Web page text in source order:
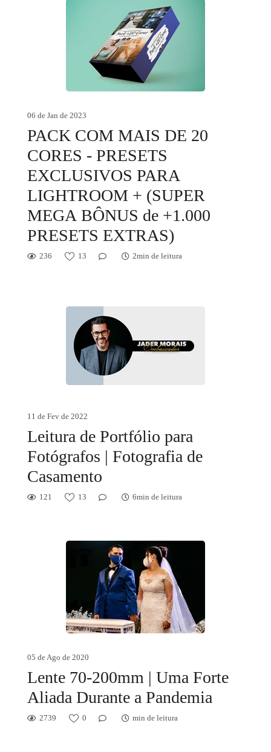
06 de Jan de 2023
PACK COM MAIS DE 20
CORES - PRESETS
EXCLUSIVOS PARA
LIGHTROOM + (SUPER
MEGA BÔNUS de +1.000
PRESETS EXTRAS)
236 13 2min de leitura
11 de Fev de 2022
Leitura de Portfólio para
Fotógrafos | Fotografia de
Casamento
121 13 6min de leitura
05 de Ago de 2020
Lente 70-200mm | Uma Forte
Aliada Durante a Pandemia
2739 0 min de leitura